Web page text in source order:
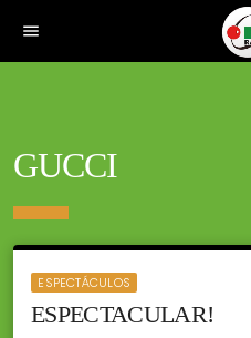
menu
GUCCI
ESPECTÁCULOS
ESPECTACULAR!